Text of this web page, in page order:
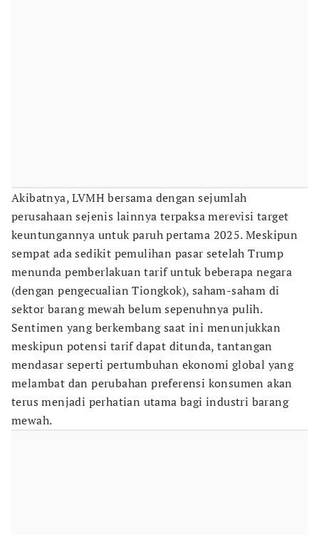
Akibatnya, LVMH bersama dengan sejumlah
perusahaan sejenis lainnya terpaksa merevisi target
keuntungannya untuk paruh pertama 2025. Meskipun
sempat ada sedikit pemulihan pasar setelah Trump
menunda pemberlakuan tarif untuk beberapa negara
(dengan pengecualian Tiongkok), saham-saham di
sektor barang mewah belum sepenuhnya pulih.
Sentimen yang berkembang saat ini menunjukkan
meskipun potensi tarif dapat ditunda, tantangan
mendasar seperti pertumbuhan ekonomi global yang
melambat dan perubahan preferensi konsumen akan
terus menjadi perhatian utama bagi industri barang
mewah.